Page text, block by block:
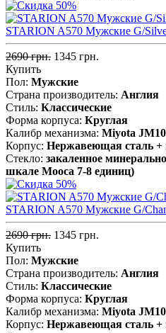
STARION A570 Мужские G/
2690 грн. 1345 грн.
Купить
Пол: Мужские
Страна производитель: Англия
Стиль: Классические
Форма корпуса: Круглая
Калибр механизма: Miyota JM10
Корпус: Нержавеющая сталь +
Стекло: закаленное
шкале Мооса 7-8 единиц)
STARION A570 Мужские G/
2690 грн. 1345 грн.
Купить
Пол: Мужские
Страна производитель: Англия
Стиль: Классические
Форма корпуса: Круглая
Калибр механизма: Miyota JM10
Корпус: Нержавеющая сталь +